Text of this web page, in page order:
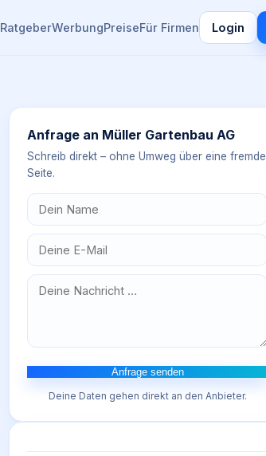
RatgeberWerbungPreiseFür Firmen Login
Anfrage an Müller Gartenbau AG
Schreib direkt – ohne Umweg über eine fremde
Seite.
Anfrage senden
Deine Daten gehen direkt an den Anbieter.